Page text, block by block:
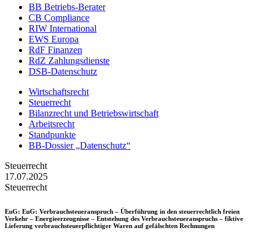
BB Betriebs-Berater
CB Compliance
RIW International
EWS Europa
RdF Finanzen
RdZ Zahlungsdienste
DSB-Datenschutz
Wirtschaftsrecht
Steuerrecht
Bilanzrecht und Betriebswirtschaft
Arbeitsrecht
Standpunkte
BB-Dossier „Datenschutz“
Steuerrecht
17.07.2025
Steuerrecht
EuG: EuG: Verbrauchsteueranspruch – Überführung in den steuerrechtlich freien
Verkehr – Energieerzeugnisse – Entstehung des Verbrauchsteueranspruchs – fiktive
Lieferung verbrauchsteuerpflichtiger Waren auf gefälschten Rechnungen